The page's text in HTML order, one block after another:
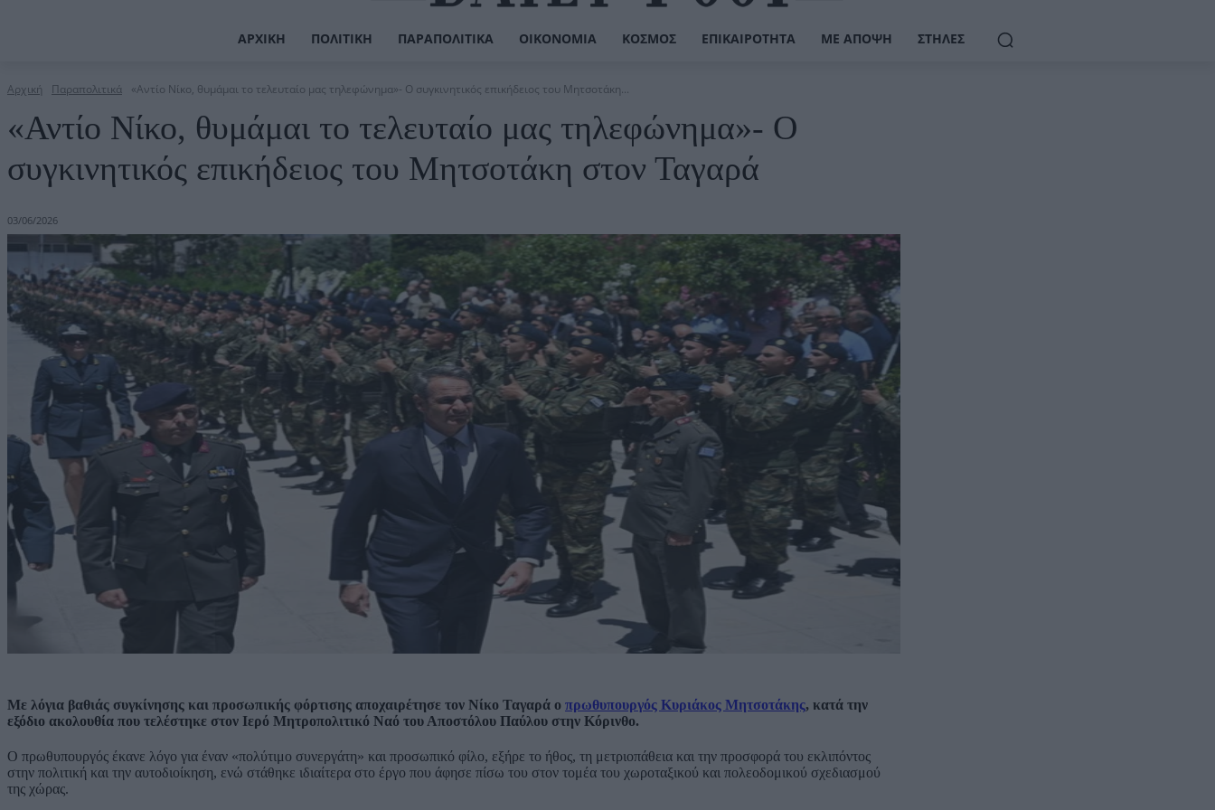
ΑΡΧΙΚΉ ΠΟΛΙΤΙΚΉ ΠΑΡΑΠΟΛΙΤΙΚΆ ΟΙΚΟΝΟΜΊΑ ΚΌΣΜΟΣ ΕΠΙΚΑΙΡΌΤΗΤΑ ΜΕ ΆΠΟΨΗ ΣΤΉΛΕΣ
Αρχική Παραπολιτικά «Αντίο Νίκο, θυμάμαι το τελευταίο μας τηλεφώνημα»- Ο συγκινητικός επικήδειος του Μητσοτάκη...
«Αντίο Νίκο, θυμάμαι το τελευταίο μας τηλεφώνημα»- Ο
συγκινητικός επικήδειος του Μητσοτάκη στον Ταγαρά
03/06/2026
Με λόγια βαθιάς συγκίνησης και προσωπικής φόρτισης αποχαιρέτησε τον Νίκο Ταγαρά ο πρωθυπουργός Κυριάκος Μητσοτάκης, κατά την
εξόδιο ακολουθία που τελέστηκε στον Ιερό Μητροπολιτικό Ναό του Αποστόλου Παύλου στην Κόρινθο.
Ο πρωθυπουργός έκανε λόγο για έναν «πολύτιμο συνεργάτη» και προσωπικό φίλο, εξήρε το ήθος, τη μετριοπάθεια και την προσφορά του εκλιπόντος
στην πολιτική και την αυτοδιοίκηση, ενώ στάθηκε ιδιαίτερα στο έργο που άφησε πίσω του στον τομέα του χωροταξικού και πολεοδομικού σχεδιασμού
της χώρας.